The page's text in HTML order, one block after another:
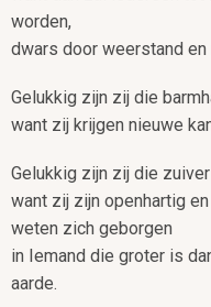
worden,
dwars door weerstand en
Gelukkig zijn zij die
want zij krijgen nieuwe
Gelukkig zijn zij die
want zij zijn openhartig
weten zich geborgen
in Iemand die groter is
aarde.